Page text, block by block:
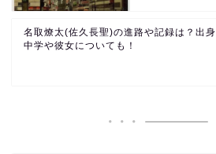
名取燎太(佐久長聖)の進路や記録は？出身
中学や彼女についても！